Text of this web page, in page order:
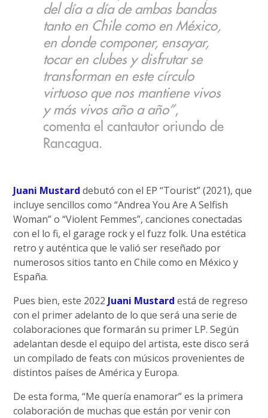
del día a día de ambas bandas
tanto en Chile como en México,
en donde componer, ensayar,
tocar en clubes y disfrutar se
transforman en este círculo
virtuoso que nos mantiene vivos
y más vivos año a año”,
comenta el cantautor oriundo de
Rancagua.
Juani Mustard debutó con el EP “Tourist” (2021), que
incluye sencillos como “Andrea You Are A Selfish
Woman” o “Violent Femmes”, canciones conectadas
con el lo fi, el garage rock y el fuzz folk. Una estética
retro y auténtica que le valió ser reseñado por
numerosos sitios tanto en Chile como en México y
España.
Pues bien, este 2022 Juani Mustard está de regreso
con el primer adelanto de lo que será una serie de
colaboraciones que formarán su primer LP. Según
adelantan desde el equipo del artista, este disco será
un compilado de feats con músicos provenientes de
distintos países de América y Europa.
De esta forma, “Me quería enamorar” es la primera
colaboración de muchas que están por venir con